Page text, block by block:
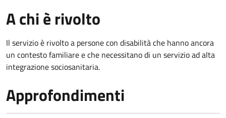
A chi è rivolto
Il servizio è rivolto a persone con disabilità che hanno ancora
un contesto familiare e che necessitano di un servizio ad alta
integrazione sociosanitaria.
Approfondimenti